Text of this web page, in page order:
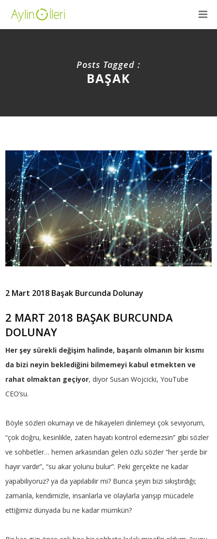
Posts Tagged :
BAŞAK
2 Mart 2018 Başak Burcunda Dolunay
2 MART 2018 BAŞAK BURCUNDA
DOLUNAY
Her şey sürekli değişim halinde, başarılı olmanın bir kısmı
da bizi neyin beklediğini bilmemeyi kabul etmekten ve
rahat olmaktan geçiyor, diyor Susan Wojcicki, YouTube
CEO’su.
Böyle sözleri okumayı ve de hikayeleri dinlemeyi çok seviyorum,
“çok doğru, kesinlikle, zaten hayatı kontrol edemezsin” gibi sözler
ve sohbetler… hemen arkasından gelen özlü sözler “her şerde bir
hayır vardır”, “su akar yolunu bulur”. Peki gerçekte ne kadar
yapabiliyoruz? ya da yapılabilir mi? Bunca şeyin bizi sıkıştırdığı;
zamanla, kendimizle, insanlarla ve olaylarla yarışıp mücadele
ettiğimiz dünyada bu ne kadar mümkün?